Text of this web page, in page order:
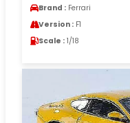
Brand : Ferrari
Version : F1
Scale : 1/18